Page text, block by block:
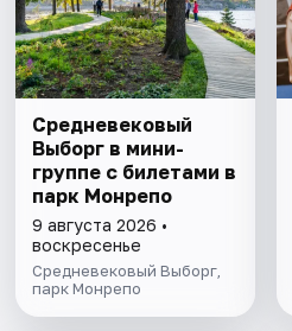
Cредневековый
Выборг в мини-
группе c билетами в
парк Монрепо
9 августа 2026 •
воскресенье
Средневековый Выборг,
парк Монрепо